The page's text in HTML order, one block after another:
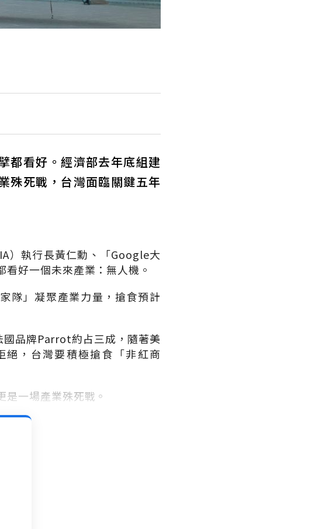
都看好。經濟部去年底組建
殊死戰，台灣面臨關鍵五年
）執行長黃仁勳、「Google大
好一個未來產業：無人機。
隊」凝聚產業力量，搶食預計
國品牌Parrot約占三成，隨著美
，台灣要積極搶食「非紅商
一場產業殊死戰。